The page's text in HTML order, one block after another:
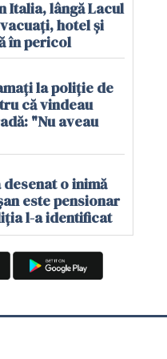
Italia, lângă Lacul
hotel și
în pericol
la poliție de
că vindeau
"Nu aveau
o inimă
este pensionar
l-a identificat